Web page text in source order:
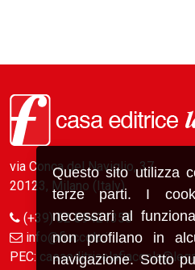
via Conca del Naviglio, 37
20123, Milano (Italy)
(+39) 02 89421350
info@fiaccola.it
PEC:
Questo sito utilizza
terze parti. I
necessari al
non profilano in
navigazione. Sotto